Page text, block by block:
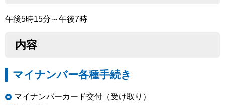
午後5時15分～午後7時
内容
マイナンバー各種手続き
マイナンバーカード交付（受け取り）